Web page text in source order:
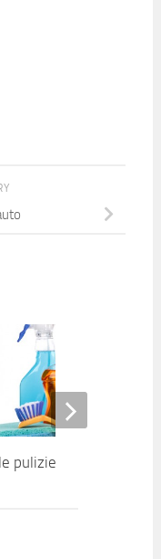
pulizie